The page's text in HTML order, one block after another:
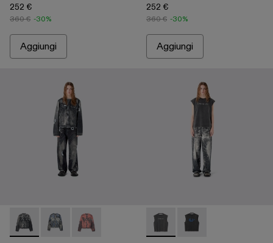
252 €
360 € -30%
Aggiungi
252 €
360 € -30%
Aggiungi
DISTORTED PRINT DISTRESSED DENIM JACKET -
DISTORTED PRINT DISTRESSED DENIM
DISTORTED PRINT DISTRESSED DENIM
ARTWORK SLEEVLESS
ARTWORK